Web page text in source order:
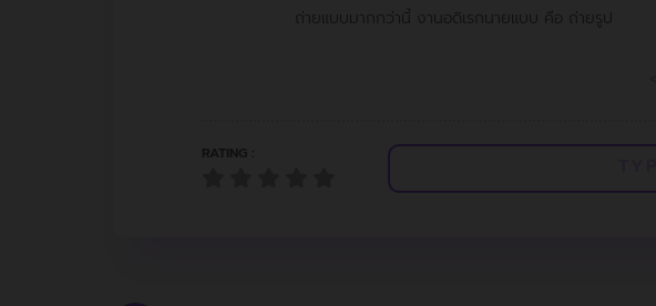
ถ่ายแบบมากกว่านี้ งานอดิเรกนายแบบ คือ ถ่ายรูป
RATING :